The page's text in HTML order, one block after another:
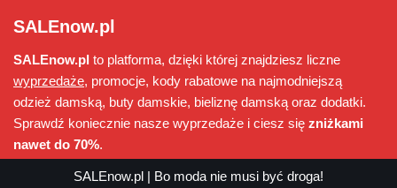
SALEnow.pl
SALEnow.pl to platforma, dzięki której znajdziesz liczne
wyprzedaże, promocje, kody rabatowe na najmodniejszą
odzież damską, buty damskie, bieliznę damską oraz dodatki.
Sprawdź koniecznie nasze wyprzedaże i ciesz się zniżkami
nawet do 70%.
SALEnow.pl | Bo moda nie musi być droga!